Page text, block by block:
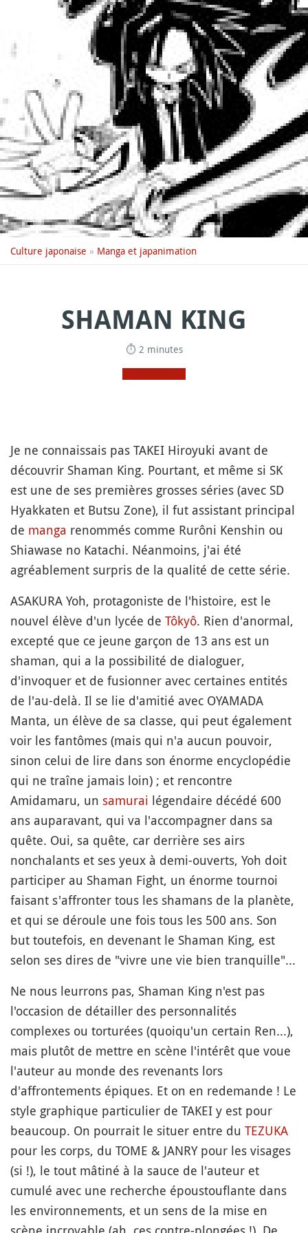
Culture japonaise » Manga et japanimation
SHAMAN KING
⏱ 2 minutes
Je ne connaissais pas TAKEI Hiroyuki avant de
découvrir Shaman King. Pourtant, et même si SK
est une de ses premières grosses séries (avec SD
Hyakkaten et Butsu Zone), il fut assistant principal
de manga renommés comme Rurôni Kenshin ou
Shiawase no Katachi. Néanmoins, j'ai été
agréablement surpris de la qualité de cette série.
ASAKURA Yoh, protagoniste de l'histoire, est le
nouvel élève d'un lycée de Tôkyô. Rien d'anormal,
excepté que ce jeune garçon de 13 ans est un
shaman, qui a la possibilité de dialoguer,
d'invoquer et de fusionner avec certaines entités
de l'au-delà. Il se lie d'amitié avec OYAMADA
Manta, un élève de sa classe, qui peut également
voir les fantômes (mais qui n'a aucun pouvoir,
sinon celui de lire dans son énorme encyclopédie
qui ne traîne jamais loin) ; et rencontre
Amidamaru, un samurai légendaire décédé 600
ans auparavant, qui va l'accompagner dans sa
quête. Oui, sa quête, car derrière ses airs
nonchalants et ses yeux à demi-ouverts, Yoh doit
participer au Shaman Fight, un énorme tournoi
faisant s'affronter tous les shamans de la planète,
et qui se déroule une fois tous les 500 ans. Son
but toutefois, en devenant le Shaman King, est
selon ses dires de "vivre une vie bien tranquille"...
Ne nous leurrons pas, Shaman King n'est pas
l'occasion de détailler des personnalités
complexes ou torturées (quoiqu'un certain Ren...),
mais plutôt de mettre en scène l'intérêt que voue
l'auteur au monde des revenants lors
d'affrontements épiques. Et on en redemande ! Le
style graphique particulier de TAKEI y est pour
beaucoup. On pourrait le situer entre du TEZUKA
pour les corps, du TOME & JANRY pour les visages
(si !), le tout mâtiné à la sauce de l'auteur et
cumulé avec une recherche époustouflante dans
les environnements, et un sens de la mise en